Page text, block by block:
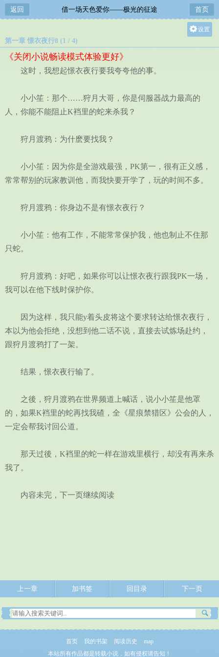
返回 借一场天色爱你——极光的征途 首页
设置
第一章 憬衣夜行8 (1 / 4)
《关闭小说畅读模式体验更好》
这时，我想起憬衣夜行要我夸夸他的事。
小小笙：那个……狩月大哥，你是伺服器战力最高的
人，你能不能阻止K裆里的蛇来杀我？
狩月渡鸦：为什麽要找我？
小小笙：因为你是全游戏最强，PK第一，很有正义感，
常常帮别的玩家教训他，而我快要开学了，玩的时间不多。
狩月渡鸦：你身边不是有憬衣夜行？
小小笙：他有工作，不能常常保护我，他也制止不住那
只蛇。
狩月渡鸦：好吧，如果你可以让憬衣夜行跟我PK一场，
我可以在他下线时保护你。
因为这样，我只能y着头皮将这个要求转达给憬衣夜行，
本以为他会拒绝，没想到他二话不说，直接去试炼场赴约，
跟狩月渡鸦打了一架。
结果，憬衣夜行输了。
之後，狩月渡鸦在世界频道上喊话，说小小笙是他罩
的，如果K裆里的蛇再找我碴，全《星痕禁猎区》公会的人，
一定会帮我讨回公道。
那天过後，K裆里的蛇一样在游戏里横行，却没有再来杀
我了。
内容未完，下一页继续阅读
上一章 加书签 回目录 下一页
首页 我的书架 阅读历史
map
本站所有作品都是转载小说，如有侵权请告知！